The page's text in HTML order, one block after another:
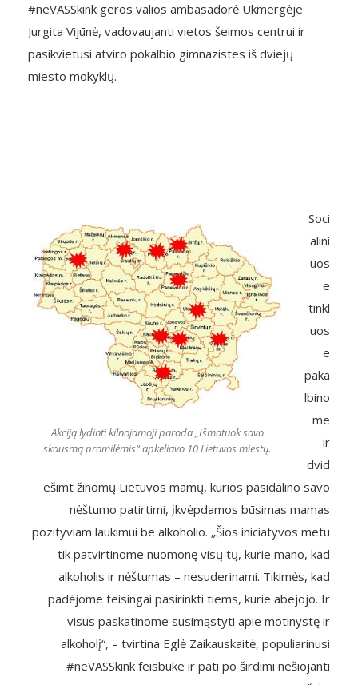
#neVASSkink geros valios ambasadorė Ukmergėje
Jurgita Vijūnė, vadovaujanti vietos šeimos centrui ir
pasikvietusi atviro pokalbio gimnazistes iš dviejų
miesto mokyklų.
Akciją lydinti kilnojamoji paroda „Išmatuok savo
skausmą promilėmis“ apkeliavo 10 Lietuvos miestų.
Soci
alini
uos
e
tinkl
uos
e
paka
lbino
me
ir
dvid
ešimt žinomų Lietuvos mamų, kurios pasidalino savo
nėštumo patirtimi, įkvėpdamos būsimas mamas
pozityviam laukimui be alkoholio. „Šios iniciatyvos metu
tik patvirtinome nuomonę visų tų, kurie mano, kad
alkoholis ir nėštumas – nesuderinami. Tikimės, kad
padėjome teisingai pasirinkti tiems, kurie abejojo. Ir
visus paskatinome susimąstyti apie motinystę ir
alkoholį“, – tvirtina Eglė Zaikauskaitė, populiarinusi
#neVASSkink feisbuke ir pati po širdimi nešiojanti